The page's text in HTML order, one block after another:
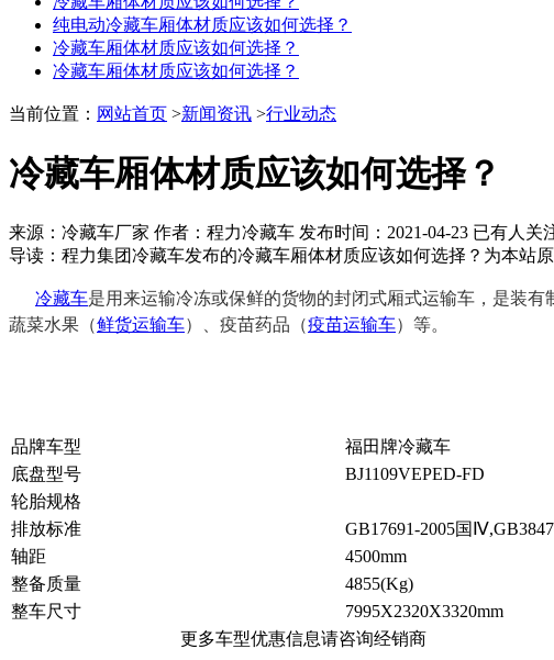
纯电动冷藏车厢体材质应该如何选择？
冷藏车厢体材质应该如何选择？
冷藏车厢体材质应该如何选择？
当前位置： 网站首页 >新闻资讯 >行业动态
冷藏车厢体材质应该如何选择？
来源：冷藏车厂家 作者：程力冷藏车 发布时间： 2021-04-23 已有人关
导读： 程力集团冷藏车发布的冷藏车厢体材质应该如何选择？为本站
冷藏车是用来运输冷冻或保鲜的货物的封闭式厢式运输车，是装
蔬菜水果（鲜货运输车）、疫苗药品（疫苗运输车）等。
品牌车型
福田牌冷藏车
底盘型号
BJ1109VEPED-FD
轮胎规格
排放标准
GB17691-2005国
轴距
4500mm
整备质量
4855(Kg)
整车尺寸
7995X2320X3320mm
更多车型优惠信息请咨询经销商